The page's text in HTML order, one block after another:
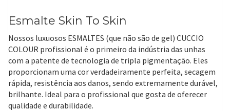
Esmalte Skin To Skin
Nossos luxuosos ESMALTES (que não são de gel) CUCCIO
COLOUR profissional é o primeiro da indústria das unhas
com a patente de tecnologia de tripla pigmentação. Eles
proporcionam uma cor verdadeiramente perfeita, secagem
rápida, resistência aos danos, sendo extremamente durável,
brilhante. Ideal para o profissional que gosta de oferecer
qualidade e durabilidade.